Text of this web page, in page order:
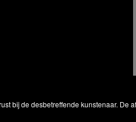
bij de desbetreffende kunstenaar.